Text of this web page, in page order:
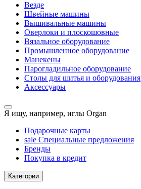
Везде
Швейные машины
Вышивальные машины
Оверлоки и плоскошовные
Вязальное оборудование
Промышленное оборудование
Манекены
Парогладильное оборудование
Столы для шитья и оборудования
Аксессуары
Я ищу, например, иглы Organ
Подарочные карты
sale Специальные предложения
Бренды
Покупка в кредит
Категории